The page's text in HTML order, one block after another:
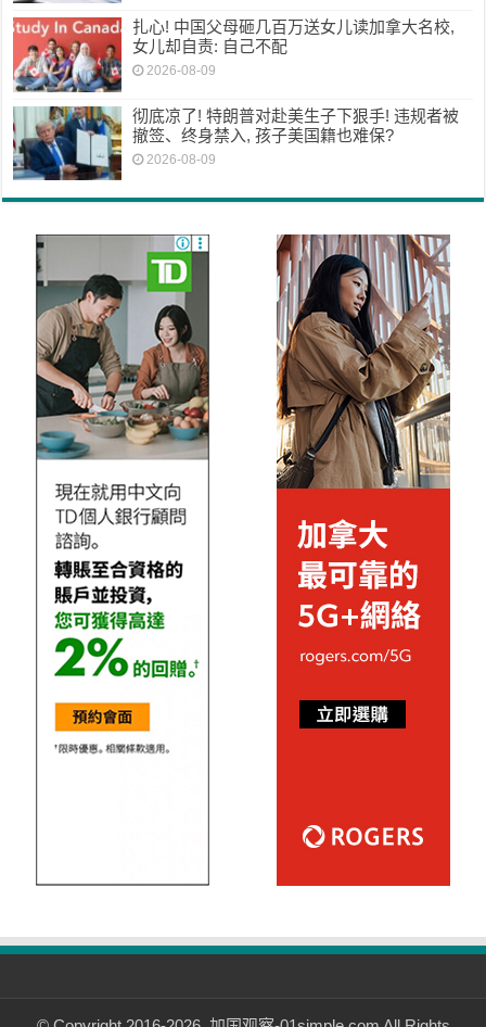
扎心! 中国父母砸几百万送女儿读加拿大名校,
女儿却自责: 自己不配
2026-08-09
彻底凉了! 特朗普对赴美生子下狠手! 违规者被
撤签、终身禁入, 孩子美国籍也难保?
2026-08-09